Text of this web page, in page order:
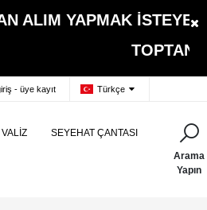
YAPMAK İSTEYEN
ALIMLARDA
- üye kayıt Türkçe
VALİZ SEYEHAT ÇANTASI
Arama
Yapın